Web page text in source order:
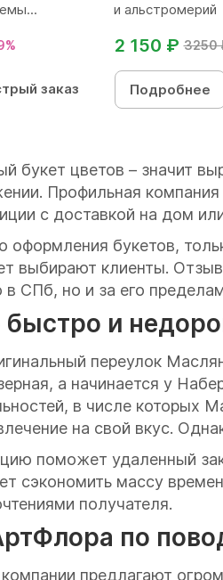
заказ
и альстромерий
3250
2 150 ₽
Подробнее
букет цветов – значит
Профильная
с доставкой на дом
оформления букетов,
выбирают клиенты.
в СПб, но и за его
и
переулок
а начинается у
в числе
на свой вкус.
поможет удаленный
сэкономить массу
получателя.
по
предлагают